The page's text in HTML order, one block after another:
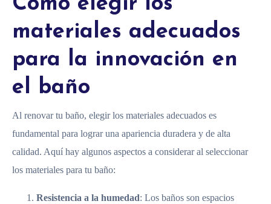
materiales adecuados
para la innovación en
el baño
Al renovar tu baño, elegir los materiales adecuados es
fundamental para lograr una apariencia duradera y de alta
calidad. Aquí hay algunos aspectos a considerar al seleccionar
los materiales para tu baño:
Resistencia a la humedad: Los baños son espacios